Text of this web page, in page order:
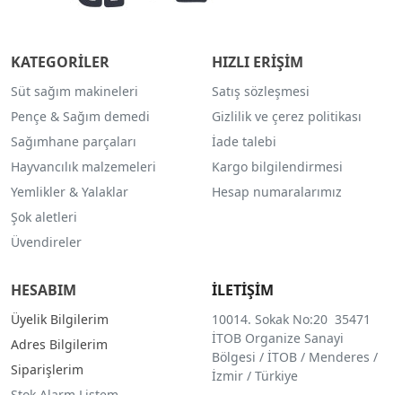
KATEGORİLER
Süt sağım makineleri
Pençe & Sağım demedi
Sağımhane parçaları
Hayvancılık malzemeleri
Yemlikler & Yalaklar
Şok aletleri
Üvendireler
HIZLI ERİŞİM
Satış sözleşmesi
Gizlilik ve çerez politikası
İade talebi
Kargo bilgilendirmesi
Hesap numaralarımız
HESABIM
Üyelik Bilgilerim
Adres Bilgilerim
Siparişlerim
İLETİŞİM
10014. Sokak No:20 35471
İTOB Organize Sanayi
Bölgesi / İTOB / Menderes /
İzmir / Türkiye